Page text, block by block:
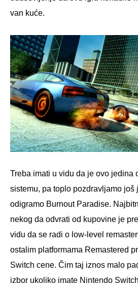
van kuće.
Treba imati u vidu da je ovo jedina
sistemu, pa toplo pozdravljamo još
odigramo Burnout Paradise.
nekog da odvrati od kupovine je
vidu da se radi o low-level
ostalim platformama Remastered
Switch cene. Čim taj iznos malo
izbor ukoliko imate Nintendo